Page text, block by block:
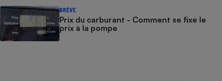
BRÈVE
Prix du carburant - Comment se fixe le
prix à la pompe